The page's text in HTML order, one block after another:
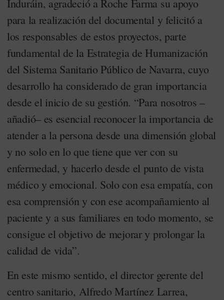
Induráin, agradeció a Roche Farma su apoyo
para la realización del documental y felicitó a
los responsables de estos proyectos, parte
fundamental de la Estrategia de Humanización
del Sistema Sanitario Público de Navarra, cuyo
desarrollo ha considerado de gran importancia
desde el inicio de su gestión. “Para nosotros –
añadió– es esencial reconocer la importancia de
atender a la persona desde una dimensión global
y no solo en lo que tiene que ver con su
enfermedad, y hacerlo desde el punto de vista
médico y emocional. Solo con esa empatía, con
esa comprensión y con ese acompañamiento al
paciente y a sus familiares en todo momento, se
consigue el objetivo de mejorar y prolongar la
calidad de vida”.
En este mismo sentido, el director gerente del
centro sanitario, Alfredo Martínez Larrea,